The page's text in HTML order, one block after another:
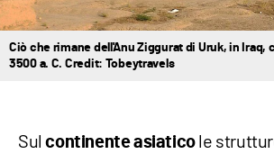
Ciò che rimane dell'Anu Ziggurat di Uruk, in Iraq,
3500 a. C. Credit: Tobeytravels
Sulcontinente asiaticole